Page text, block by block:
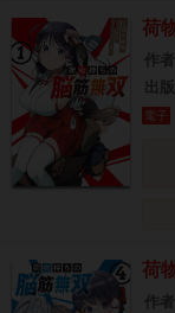
荷
作者
出版
電子
荷
作者